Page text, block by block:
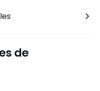
de